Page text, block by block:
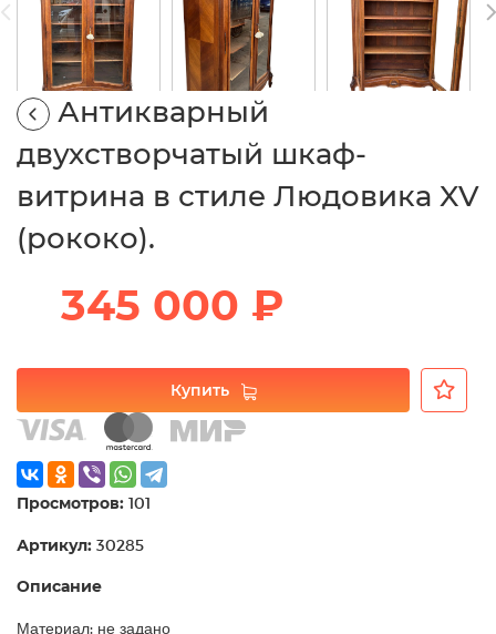
Антикварный
двухстворчатый шкаф-
витрина в стиле Людовика XV
(рококо).
345 000 ₽
Купить
Просмотров: 101
Артикул: 30285
Описание
Материал: не задано